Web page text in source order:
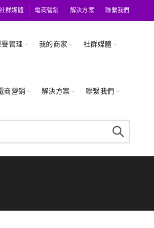
社群媒體 電商營銷 解決方案 聯繫我們
譽管理 我的商家 社群媒體
商營銷 解決方案 聯繫我們